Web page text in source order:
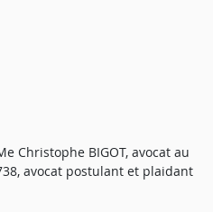
Christophe BIGOT, avocat au
avocat postulant et plaidant